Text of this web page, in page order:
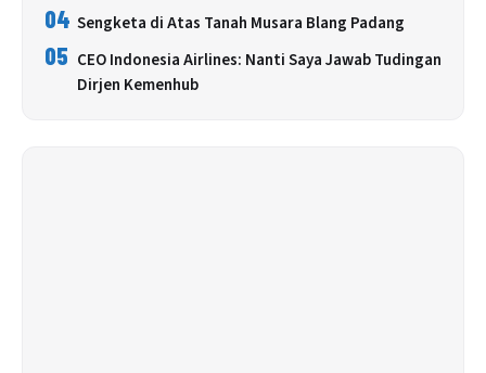
04 Sengketa di Atas Tanah Musara Blang Padang
05 CEO Indonesia Airlines: Nanti Saya Jawab Tudingan
Dirjen Kemenhub